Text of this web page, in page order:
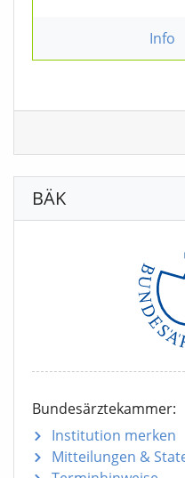
Info
BÄK
Bundesärztekammer:
Institution merken
Mitteilungen &